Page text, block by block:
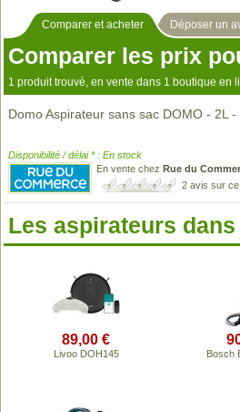
Comparer et acheter Déposer un
Comparer les prix
1 produit trouvé, en vente dans 1 boutique en
Domo Aspirateur sans sac DOMO - 2L
Disponibilité / délai * : En stock
En vente chez Rue du
2 avis sur
Les aspirateurs
89,00 €
Livoo DOH145 Bosch